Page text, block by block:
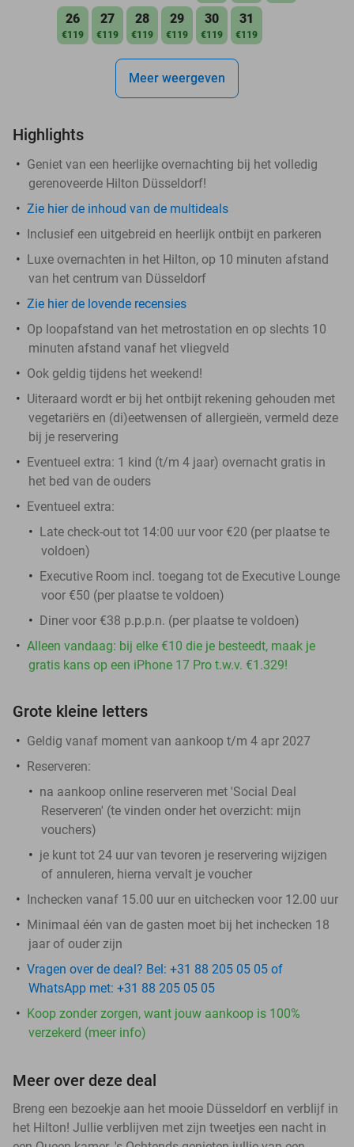
26
€119
27
€119
28
€119
29
€119
30
€119
31
€119
Meer weergeven
Highlights
Geniet van een heerlijke overnachting bij het volledig
gerenoveerde Hilton Düsseldorf!
Zie hier de inhoud van de multideals
Inclusief een uitgebreid en heerlijk ontbijt en parkeren
Luxe overnachten in het Hilton, op 10 minuten afstand
van het centrum van Düsseldorf
Zie hier de lovende recensies
Op loopafstand van het metrostation en op slechts 10
minuten afstand vanaf het vliegveld
Ook geldig tijdens het weekend!
Uiteraard wordt er bij het ontbijt rekening gehouden met
vegetariërs en (di)eetwensen of allergieën, vermeld deze
bij je reservering
Eventueel extra: 1 kind (t/m 4 jaar) overnacht gratis in
het bed van de ouders
Eventueel extra:
Late check-out tot 14:00 uur voor €20 (per plaatse te
voldoen)
Executive Room incl. toegang tot de Executive Lounge
voor €50 (per plaatse te voldoen)
Diner voor €38 p.p.p.n. (per plaatse te voldoen)
Alleen vandaag: bij elke €10 die je besteedt, maak je
gratis kans op een iPhone 17 Pro t.w.v. €1.329!
Grote kleine letters
Geldig vanaf moment van aankoop t/m 4 apr 2027
Reserveren:
na aankoop online reserveren met 'Social Deal
Reserveren' (te vinden onder het overzicht: mijn
vouchers)
je kunt tot 24 uur van tevoren je reservering wijzigen
of annuleren, hierna vervalt je voucher
Inchecken vanaf 15.00 uur en uitchecken voor 12.00 uur
Minimaal één van de gasten moet bij het inchecken 18
jaar of ouder zijn
Vragen over de deal? Bel: +31 88 205 05 05 of
WhatsApp met: +31 88 205 05 05
Koop zonder zorgen, want jouw aankoop is 100%
verzekerd (meer info)
Meer over deze deal
Breng een bezoekje aan het mooie Düsseldorf en verblijf in
het Hilton! Jullie verblijven met zijn tweetjes een nacht in